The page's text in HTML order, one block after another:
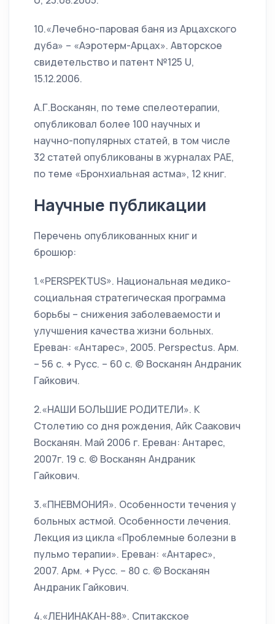
10.«Лечебно-паровая баня из Арцахского
дуба» – «Аэротерм-Арцах». Авторское
свидетельство и патент №125 U,
15.12.2006.
А.Г.Восканян, по теме спелеотерапии,
опубликовал более 100 научных и
научно-популярных статей, в том числе
32 статей опубликованы в журналах РАЕ,
по теме «Бронхиальная астма», 12 книг.
Научные публикации
Перечень опубликованных книг и
брошюр:
1.«PERSPEKTUS». Национальная медико-
социальная стратегическая программа
борьбы – снижения заболеваемости и
улучшения качества жизни больных.
Ереван: «Антарес», 2005. Perspectus. Арм.
– 56 с. + Русс. – 60 с. © Восканян Андраник
Гайкович.
2.«НАШИ БОЛЬШИЕ РОДИТЕЛИ». К
Столетию со дня рождения, Айк Саакович
Восканян. Май 2006 г. Ереван: Антарес,
2007г. 19 с. © Восканян Андраник
Гайкович.
3.«ПНЕВМОНИЯ». Особенности течения у
больных астмой. Особенности лечения.
Лекция из цикла «Проблемные болезни в
пульмо терапии». Ереван: «Антарес»,
2007. Арм. + Русс. – 80 с. © Восканян
Андраник Гайкович.
4.«ЛЕНИНАКАН-88». Спитакское